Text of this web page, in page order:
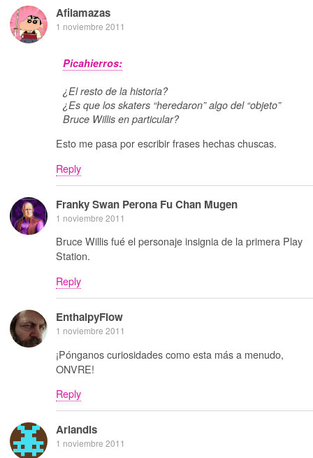
Afilamazas
1 noviembre 2011
Picahierros:
¿El resto de la historia?
¿Es que los skaters “heredaron” algo del “objeto”
Bruce Willis en particular?
Esto me pasa por escribir frases hechas chuscas.
Reply
Franky Swan Perona Fu Chan Mugen
1 noviembre 2011
Bruce Willis fué el personaje insignia de la primera Play
Station.
Reply
EnthalpyFlow
1 noviembre 2011
¡Pónganos curiosidades como esta más a menudo,
ONVRE!
Reply
Arlandis
1 noviembre 2011